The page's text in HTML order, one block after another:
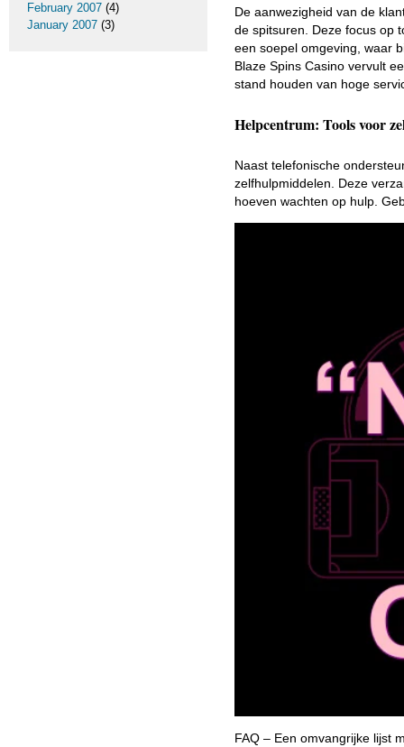
De aanwezigheid van de
de spitsuren. Deze focus op
een soepel omgeving, waar
Blaze Spins Casino vervult
stand houden van hoge
Helpcentrum: Tools voor
Naast telefonische
zelfhulpmiddelen. Deze
hoeven wachten op hulp.
FAQ – Een omvangrijke lijst
February 2007 (4)
January 2007 (3)